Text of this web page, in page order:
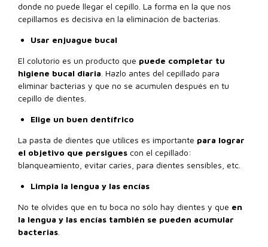
donde no puede llegar el cepillo. La forma en la que nos
cepillamos es decisiva en la eliminación de bacterias.
Usar enjuague bucal
El colutorio es un producto que puede completar tu
higiene bucal diaria. Hazlo antes del cepillado para
eliminar bacterias y que no se acumulen después en tu
cepillo de dientes.
Elige un buen dentífrico
La pasta de dientes que utilices es importante para lograr
el objetivo que persigues con el cepillado:
blanqueamiento, evitar caries, para dientes sensibles, etc.
Limpia la lengua y las encías
No te olvides que en tu boca no sólo hay dientes y que en
la lengua y las encías también se pueden acumular
bacterias.